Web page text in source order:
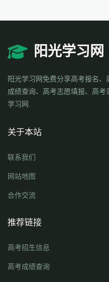
阳光学习网
阳光学习网免费分享高考报名
成绩查询、高考志愿填报、高
学习网.
关于本站
联系我们
网站地图
合作交流
推荐链接
高考招生信息
高考成绩查询